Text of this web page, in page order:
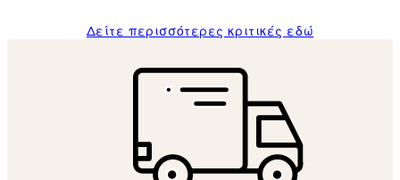
Δείτε περισσότερες κριτικές εδώ